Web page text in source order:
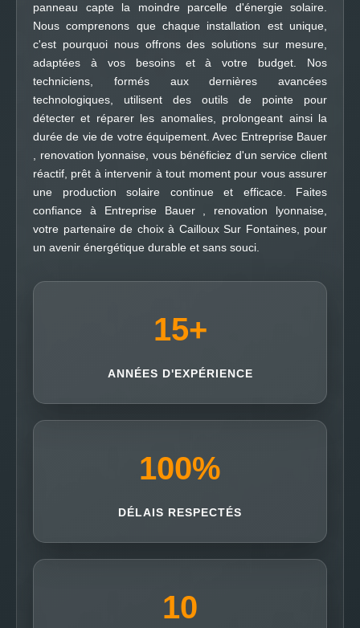
panneau capte la moindre parcelle d'énergie solaire.
Nous comprenons que chaque installation est unique,
c'est pourquoi nous offrons des solutions sur mesure,
adaptées à vos besoins et à votre budget. Nos
techniciens, formés aux dernières avancées
technologiques, utilisent des outils de pointe pour
détecter et réparer les anomalies, prolongeant ainsi la
durée de vie de votre équipement. Avec Entreprise Bauer
, renovation lyonnaise, vous bénéficiez d'un service client
réactif, prêt à intervenir à tout moment pour vous assurer
une production solaire continue et efficace. Faites
confiance à Entreprise Bauer , renovation lyonnaise,
votre partenaire de choix à Cailloux Sur Fontaines, pour
un avenir énergétique durable et sans souci.
15+
ANNÉES D'EXPÉRIENCE
100%
DÉLAIS RESPECTÉS
10